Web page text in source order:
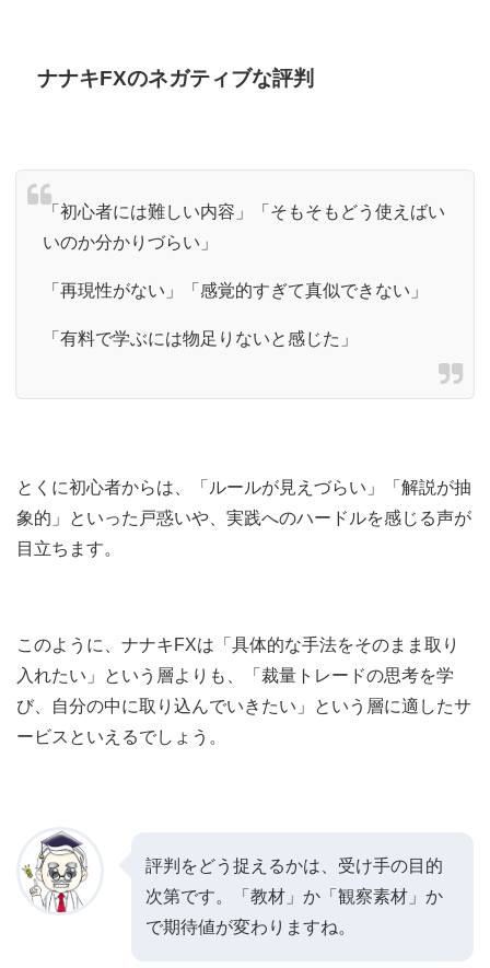
ナナキFXのネガティブな評判
「初心者には難しい内容」「そもそもどう使えばい
いのか分かりづらい」
「再現性がない」「感覚的すぎて真似できない」
「有料で学ぶには物足りないと感じた」
とくに初心者からは、「ルールが見えづらい」「解説が抽
象的」といった戸惑いや、実践へのハードルを感じる声が
目立ちます。
このように、ナナキFXは「具体的な手法をそのまま取り
入れたい」という層よりも、「裁量トレードの思考を学
び、自分の中に取り込んでいきたい」という層に適したサ
ービスといえるでしょう。
評判をどう捉えるかは、受け手の目的
次第です。「教材」か「観察素材」か
で期待値が変わりますね。